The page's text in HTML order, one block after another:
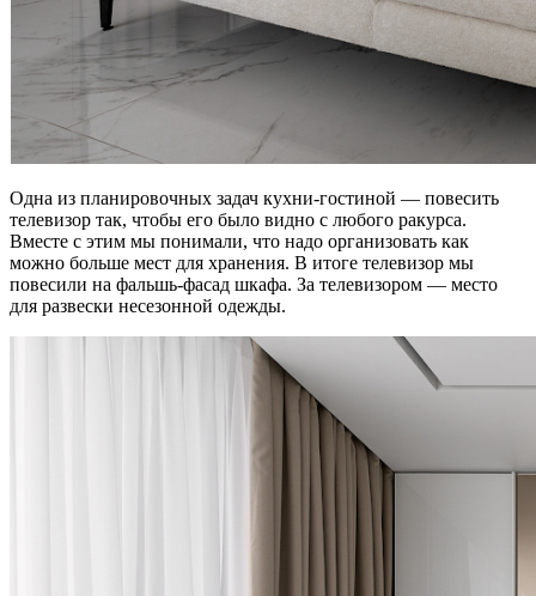
Одна из планировочных задач кухни-гостиной — повесить
телевизор так, чтобы его было видно с любого ракурса.
Вместе с этим мы понимали, что надо организовать как
можно больше мест для хранения. В итоге телевизор мы
повесили на фальшь-фасад шкафа. За телевизором — место
для развески несезонной одежды.